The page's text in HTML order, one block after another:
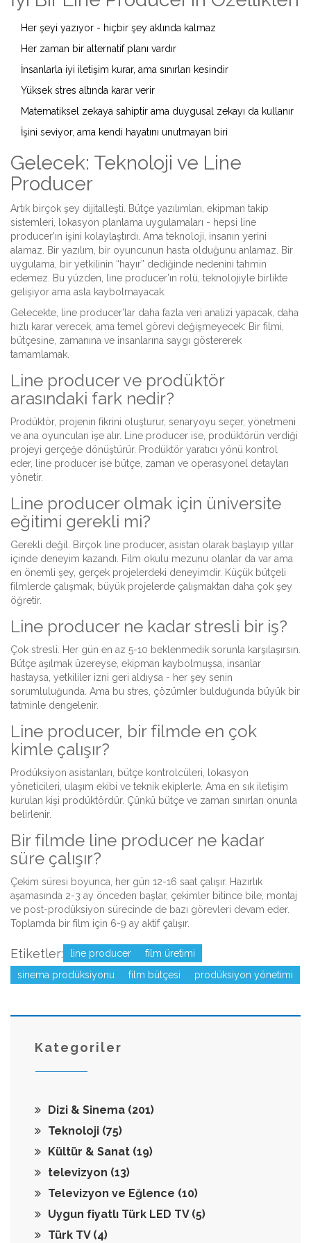
Her şeyi yazıyor - hiçbir şey aklında kalmaz
Her zaman bir alternatif planı vardır
İnsanlarla iyi iletişim kurar, ama sınırları kesindir
Yüksek stres altında karar verir
Matematiksel zekaya sahiptir ama duygusal zekayı da kullanır
İşini seviyor, ama kendi hayatını unutmayan biri
Gelecek: Teknoloji ve Line
Producer
Artık birçok şey dijitalleşti. Bütçe yazılımları, ekipman takip
sistemleri, lokasyon planlama uygulamaları - hepsi line
producer’ın işini kolaylaştırdı. Ama teknoloji, insanın yerini
alamaz. Bir yazılım, bir oyuncunun hasta olduğunu anlamaz. Bir
uygulama, bir yetkilinin “hayır” dediğinde nedenini tahmin
edemez. Bu yüzden, line producer’ın rolü, teknolojiyle birlikte
gelişiyor ama asla kaybolmayacak.
Gelecekte, line producer’lar daha fazla veri analizi yapacak, daha
hızlı karar verecek, ama temel görevi değişmeyecek: Bir filmi,
bütçesine, zamanına ve insanlarına saygı göstererek
tamamlamak.
Line producer ve prodüktör
arasındaki fark nedir?
Prodüktör, projenin fikrini oluşturur, senaryoyu seçer, yönetmeni
ve ana oyuncuları işe alır. Line producer ise, prodüktörün verdiği
projeyi gerçeğe dönüştürür. Prodüktör yaratıcı yönü kontrol
eder, line producer ise bütçe, zaman ve operasyonel detayları
yönetir.
Line producer olmak için üniversite
eğitimi gerekli mi?
Gerekli değil. Birçok line producer, asistan olarak başlayıp yıllar
içinde deneyim kazandı. Film okulu mezunu olanlar da var ama
en önemli şey, gerçek projelerdeki deneyimdir. Küçük bütçeli
filmlerde çalışmak, büyük projelerde çalışmaktan daha çok şey
öğretir.
Line producer ne kadar stresli bir iş?
Çok stresli. Her gün en az 5-10 beklenmedik sorunla karşılaşırsın.
Bütçe aşılmak üzereyse, ekipman kaybolmuşsa, insanlar
hastaysa, yetkililer izni geri aldıysa - her şey senin
sorumluluğunda. Ama bu stres, çözümler bulduğunda büyük bir
tatminle dengelenir.
Line producer, bir filmde en çok
kimle çalışır?
Prodüksiyon asistanları, bütçe kontrolcüleri, lokasyon
yöneticileri, ulaşım ekibi ve teknik ekiplerle. Ama en sık iletişim
kurulan kişi prodüktördür. Çünkü bütçe ve zaman sınırları onunla
belirlenir.
Bir filmde line producer ne kadar
süre çalışır?
Çekim süresi boyunca, her gün 12-16 saat çalışır. Hazırlık
aşamasında 2-3 ay önceden başlar, çekimler bitince bile, montaj
ve post-prodüksiyon sürecinde de bazı görevleri devam eder.
Toplamda bir film için 6-9 ay aktif çalışır.
Etiketler: line producer
film üretimi
sinema prodüksiyonu
film bütçesi prodüksiyon yönetimi
Kategoriler
Dizi & Sinema (201)
Teknoloji (75)
Kültür & Sanat (19)
televizyon (13)
Televizyon ve Eğlence (10)
Uygun fiyatlı Türk LED TV (5)
Türk TV (4)